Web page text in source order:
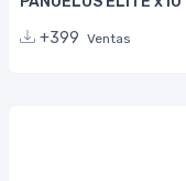
+399 Ventas